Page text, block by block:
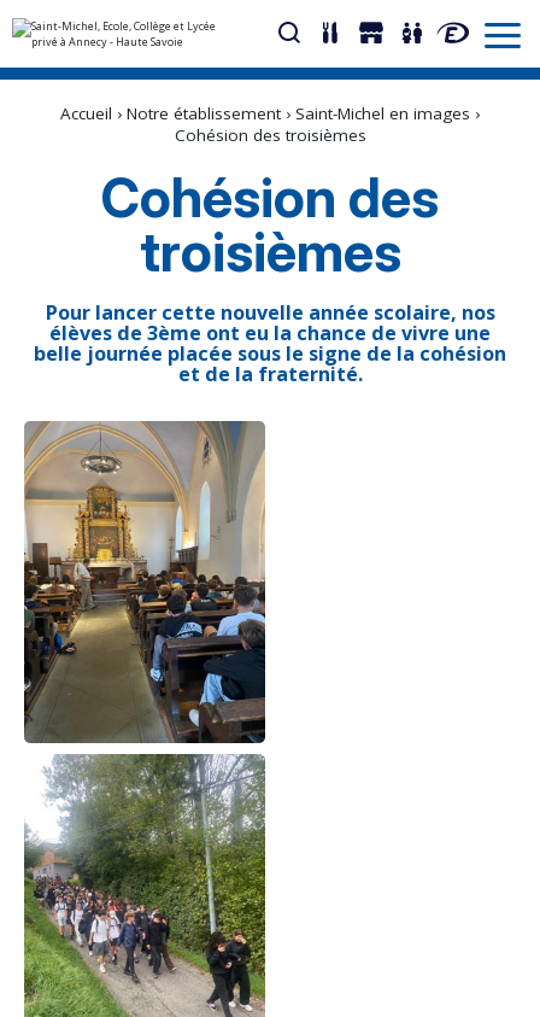
Aller
Outils
Accueil › Notre établissement › Saint-Michel en images ›
Cohésion des troisièmes
Cohésion des
troisièmes
Pour lancer cette nouvelle année scolaire, nos
élèves de 3ème ont eu la chance de vivre une
belle journée placée sous le signe de la cohésion
et de la fraternité.